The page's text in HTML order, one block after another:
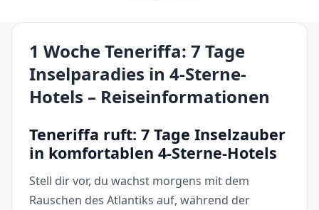
1 Woche Teneriffa: 7 Tage
Inselparadies in 4-Sterne-
Hotels – Reiseinformationen
Teneriffa ruft: 7 Tage Inselzauber
in komfortablen 4-Sterne-Hotels
Stell dir vor, du wachst morgens mit dem
Rauschen des Atlantiks auf, während der